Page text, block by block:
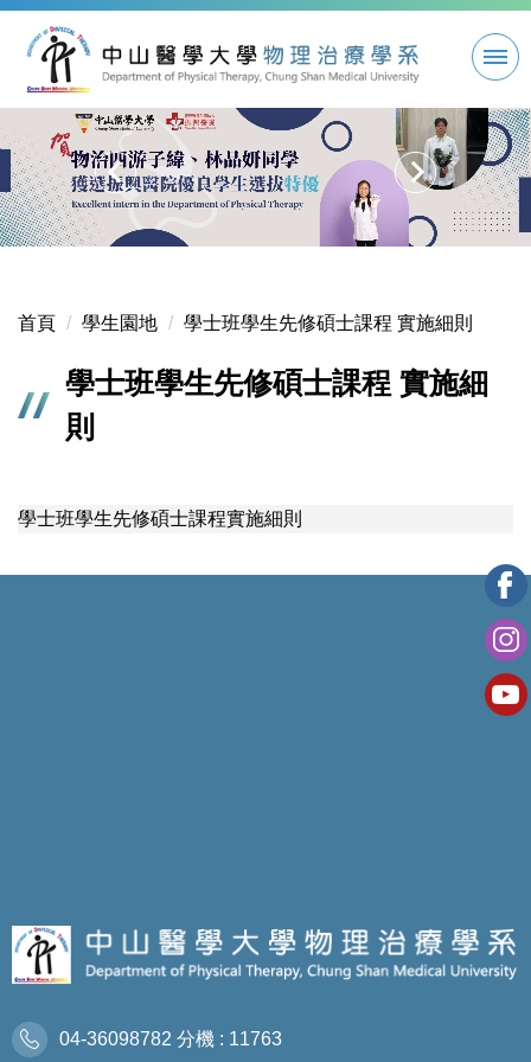
到
要
容
區
首頁 學生園地 學士班學生先修碩士課程 實施細則
學士班學生先修碩士課程 實施細
則
學士班學生先修碩士課程實施細則
04-36098782 分機 : 11763